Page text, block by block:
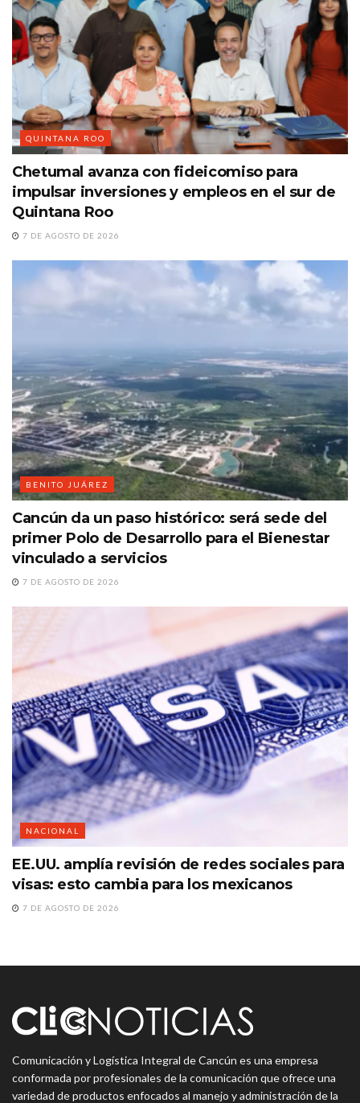
QUINTANA ROO
Chetumal avanza con fideicomiso para
impulsar inversiones y empleos en el sur de
Quintana Roo
7 DE AGOSTO DE 2026
BENITO JUÁREZ
Cancún da un paso histórico: será sede del
primer Polo de Desarrollo para el Bienestar
vinculado a servicios
7 DE AGOSTO DE 2026
NACIONAL
EE.UU. amplía revisión de redes sociales para
visas: esto cambia para los mexicanos
7 DE AGOSTO DE 2026
Comunicación y Logística Integral de Cancún es una empresa
conformada por profesionales de la comunicación que ofrece una
variedad de productos enfocados al manejo y administración de la